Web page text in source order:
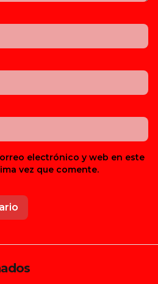
electrónico y web en este
vez que comente.